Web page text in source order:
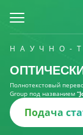
НАУЧНО-
Полнотекстовый
Group под названием
Подача